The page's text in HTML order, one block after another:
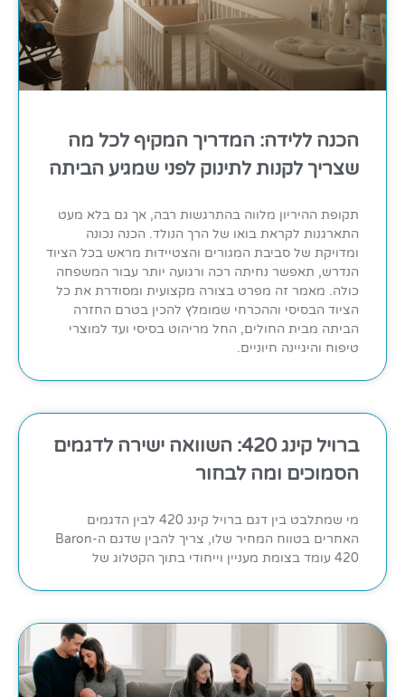
הכנה ללידה: המדריך המקיף לכל מה
שצריך לקנות לתינוק לפני שמגיע הביתה
תקופת ההיריון מלווה בהתרגשות רבה, אך גם בלא מעט
התארגנות לקראת בואו של הרך הנולד. הכנה נכונה
ומדויקת של סביבת המגורים והצטיידות מראש בכל הציוד
הנדרש, תאפשר נחיתה רכה ורגועה יותר עבור המשפחה
כולה. מאמר זה מפרט בצורה מקצועית ומסודרת את כל
הציוד הבסיסי וההכרחי שמומלץ להכין בטרם החזרה
הביתה מבית החולים, החל מריהוט בסיסי ועד למוצרי
טיפוח והיגיינה חיוניים.
ברויל קינג 420: השוואה ישירה לדגמים
הסמוכים ומה לבחור
מי שמתלבט בין דגם ברויל קינג 420 לבין הדגמים
האחרים בטווח המחיר שלו, צריך להבין שדגם ה-Baron
420 עומד בצומת מעניין וייחודי בתוך הקטלוג של